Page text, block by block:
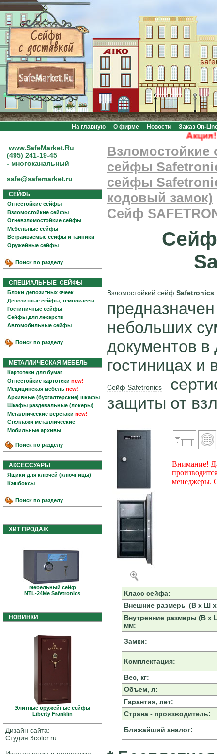
На главную О фирме Новости Заказ On-
Акция!
www.SafeMarket.Ru
(495) 241-19-45
- многоканальный
safe@safemarket.ru
СЕЙФЫ
Огнестойкие сейфы
Взломостойкие сейфы
Огневзломостойкие сейфы
Мебельные сейфы
Встраиваемые сейфы и тайники
Оружейные сейфы
Поиск по разделу
СПЕЦИАЛЬНЫЕ СЕЙФЫ
Блоки депозитных ячеек
Депозитные сейфы, темпокассы
Гостиничные сейфы
Сейфы для лекарств
Автомобильные сейфы
Поиск по разделу
МЕТАЛЛИЧЕСКАЯ МЕБЕЛЬ
Картотеки для бумаг
Огнестойкие картотеки new!
Медицинская мебель new!
Архивные (бухгалтерские) шкафы
Шкафы раздевальные (локеры)
Металлические верстаки new!
Стеллажи металлические
Мобильные архивы
Поиск по разделу
АКСЕССУАРЫ
Ящики для ключей (ключницы)
Кэшбоксы
Поиск по разделу
ХИТ ПРОДАЖ
Мебельный сейф
NTL-24Me Safetronics
НОВИНКИ
Элитные оружейные сейфы
Liberty Franklin
Дизайн сайта:
Студия 3color.ru
сейфы
сейфы
кодовый замок)
Сейф
Сейф
Взломостойкий сейф Safetronics
небольших
документов
гостиницах и
Сейф Safetronics
защиты от
Внимание!
менеджеры.
Класс сейфа:
Внешние размеры (В х Ш
Внутренние размеры (В х
мм:
Замки:
Комплектация:
Вес, кг:
Объем, л:
Гарантия, лет:
Страна - производитель:
Ближайший аналог: